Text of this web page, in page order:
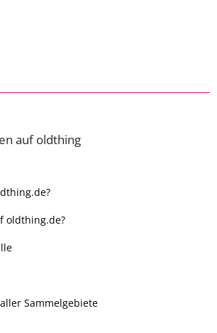
auf oldthing
oldthing.de?
Sammelgebiete